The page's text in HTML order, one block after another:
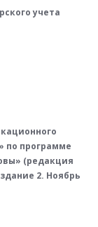
учета
по программе
(редакция
2. Ноябрь